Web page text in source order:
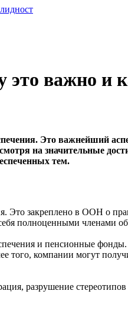
важно и
Это важнейший
на значительные
тем.
Это закреплено в ООН о
полноценными членами
и пенсионные
того, компании могут
разрушение